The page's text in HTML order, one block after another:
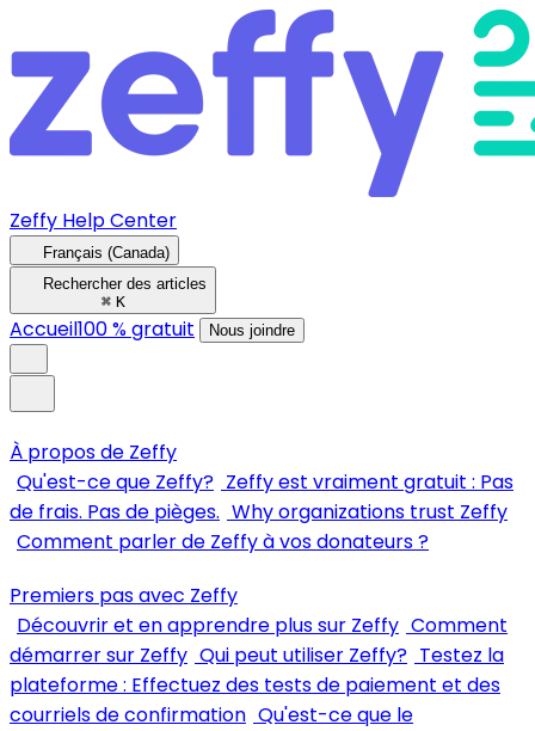
Zeffy Help Center
Français (Canada)
Rechercher des articles
⌘ K
Accueil100 % gratuit Nous joindre
À propos de Zeffy
Qu'est-ce que Zeffy? Zeffy est vraiment gratuit : Pas
de frais. Pas de pièges. Why organizations trust Zeffy
Comment parler de Zeffy à vos donateurs ?
Premiers pas avec Zeffy
Découvrir et en apprendre plus sur Zeffy Comment
démarrer sur Zeffy Qui peut utiliser Zeffy? Testez la
plateforme : Effectuez des tests de paiement et des
courriels de confirmation Qu'est-ce que le